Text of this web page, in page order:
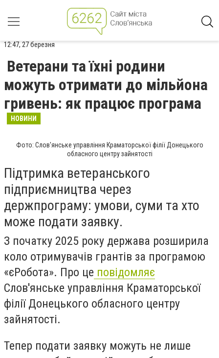
12:47, 27 березня
Ветерани та їхні родини
можуть отримати до мільйона
гривень: як працює програма
НОВИНИ
Фото: Слов'янське управління Краматорської філії Донецького
обласного центру зайнятості
Підтримка ветеранського
підприємництва через
держпрограму: умови, суми та хто
може подати заявку.
З початку 2025 року держава розширила
коло отримувачів грантів за програмою
«єРобота». Про це повідомляє
Слов'янське управління Краматорської
філії Донецького обласного центру
зайнятості.
Тепер подати заявку можуть не лише